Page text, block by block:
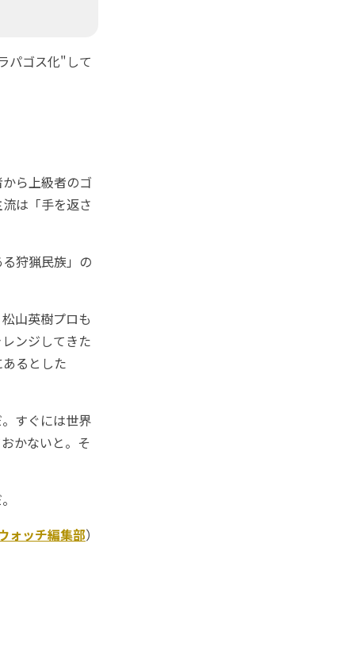
パゴス化"して
ら上級者のゴ
は「手を返さ
狩猟民族」の
山英樹プロも
ンジしてきた
るとした
すぐには世界
かないと。そ
ォッチ編集部）